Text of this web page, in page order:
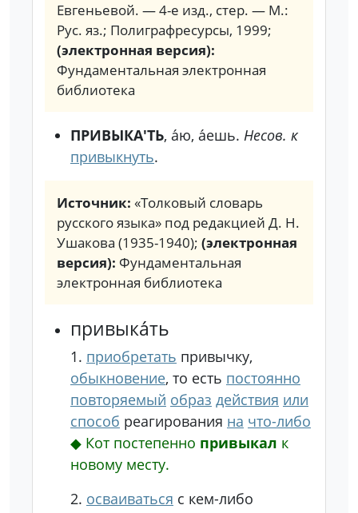
Евгеньевой. — 4-е изд., стер. — М.:
Рус. яз.; Полиграфресурсы, 1999;
(электронная версия):
Фундаментальная электронная
библиотека
ПРИВЫКА'ТЬ, а́ю, а́ешь. Несов. к
привыкнуть.
Источник: «Толковый словарь
русского языка» под редакцией Д. Н.
Ушакова (1935-1940); (электронная
версия): Фундаментальная
электронная библиотека
привыка́ть
1. приобретать привычку,
обыкновение, то есть постоянно
повторяемый образ действия или
способ реагирования на что-либо
◆ Кот постепенно привыкал к
новому месту.
2. осваиваться с кем-либо